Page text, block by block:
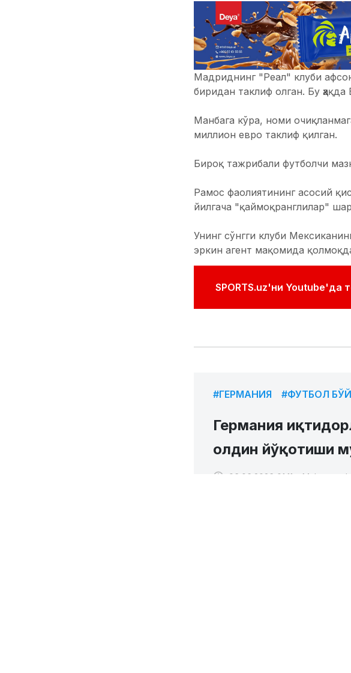
Мадриднинг "Реал" клуби
биридан таклиф олган. Бу
Манбага кўра, номи
миллион евро таклиф қилган.
Бироқ тажрибали футболчи
Рамос фаолиятининг асосий
йилгача "қаймоқранглилар"
Унинг сўнгги клуби
эркин агент мақомида
SPORTS.uz'ни Youtube'да
#ГЕРМАНИЯ #ФУТБОЛ
Германия
олдин йўқотиши
06.06.2026 01:11